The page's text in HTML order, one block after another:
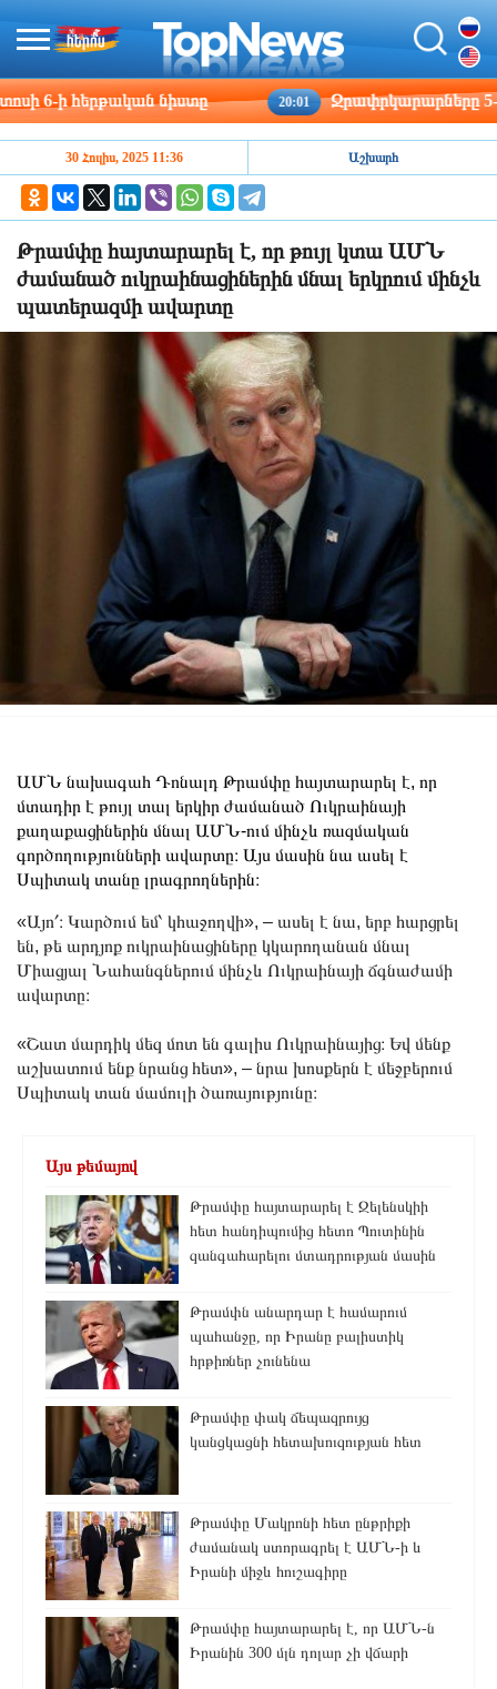
ի հերթական նիստը 20:01 Ջրափրկարարները 5-ամյա
30 Հուլիս, 2025 11:36 Աշխարհ
Թրամփը հայտարարել է, որ թույլ կտա ԱՄՆ
ժամանած ուկրաինացիներին մնալ երկրում մինչև
պատերազմի ավարտը
ԱՄՆ նախագահ Դոնալդ Թրամփը հայտարարել է, որ
մտադիր է թույլ տալ երկիր ժամանած Ուկրաինայի
քաղաքացիներին մնալ ԱՄՆ-ում մինչև ռազմական
գործողությունների ավարտը։ Այս մասին նա ասել է
Սպիտակ տանը լրագրողներին։
«Այո՛։ Կարծում եմ՝ կհաջողվի», – ասել է նա, երբ հարցրել
են, թե արդյոք ուկրաինացիները կկարողանան մնալ
Միացյալ Նահանգներում մինչև Ուկրաինայի ճգնաժամի
ավարտը։
«Շատ մարդիկ մեզ մոտ են գալիս Ուկրաինայից։ Եվ մենք
աշխատում ենք նրանց հետ», – նրա խոսքերն է մեջբերում
Սպիտակ տան մամուլի ծառայությունը։
Այս թեմայով
Թրամփը հայտարարել է Զելենսկիի
հետ հանդիպումից հետո Պուտինին
զանգահարելու մտադրության մասին
Թրամփն անարդար է համարում
պահանջը, որ Իրանը բալիստիկ
հրթիռներ չունենա
Թրամփը փակ ճեպազրույց
կանցկացնի հետախուզության հետ
Թրամփը Մակրոնի հետ ընթրիքի
ժամանակ ստորագրել է ԱՄՆ-ի և
Իրանի միջև հուշագիրը
Թրամփը հայտարարել է, որ ԱՄՆ-ն
Իրանին 300 մլն դոլար չի վճարի